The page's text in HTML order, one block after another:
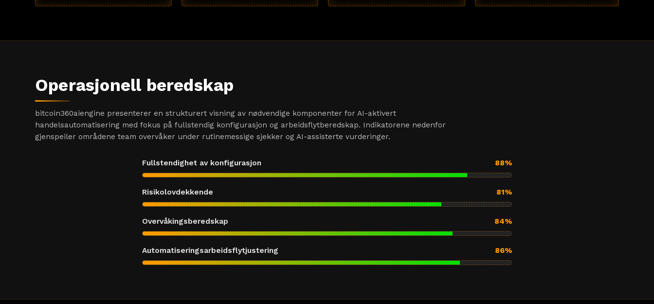
Operasjonell beredskap
bitcoin360aiengine presenterer en strukturert visning av nødvendige komponenter for AI-aktivert
handelsautomatisering med fokus på fullstendig konfigurasjon og arbeidsflytberedskap. Indikatorene nedenfor
gjenspeiler områdene team overvåker under rutinemessige sjekker og AI-assisterte vurderinger.
Fullstendighet av konfigurasjon 88%
Risikolovdekkende 81%
Overvåkingsberedskap 84%
Automatiseringsarbeidsflytjustering 86%